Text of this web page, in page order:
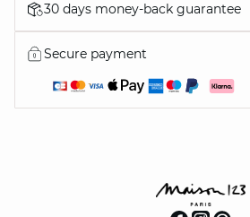
30 days money-back guarantee
Secure payment